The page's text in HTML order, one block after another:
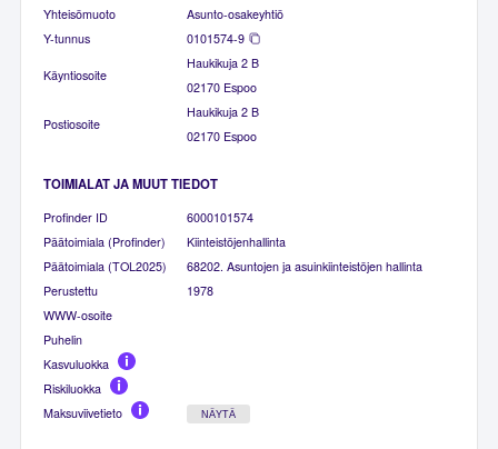
Yhteisömuoto
Asunto-osakeyhtiö
Y-tunnus
0101574-9
Käyntiosoite
Haukikuja 2 B
02170 Espoo
Postiosoite
Haukikuja 2 B
02170 Espoo
TOIMIALAT JA MUUT TIEDOT
Profinder ID
6000101574
Päätoimiala (Profinder)
Kiinteistöjenhallinta
Päätoimiala (TOL2025)
68202. Asuntojen ja asuinkiinteistöjen hallinta
Perustettu
1978
WWW-osoite
Puhelin
Kasvuluokka
Riskiluokka
Maksuviivetieto
NÄYTÄ